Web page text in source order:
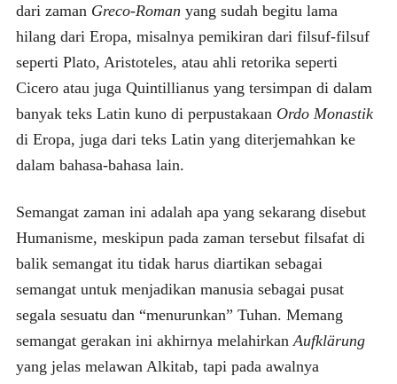
dari zaman Greco-Roman yang sudah begitu lama
hilang dari Eropa, misalnya pemikiran dari filsuf-filsuf
seperti Plato, Aristoteles, atau ahli retorika seperti
Cicero atau juga Quintillianus yang tersimpan di dalam
banyak teks Latin kuno di perpustakaan Ordo Monastik
di Eropa, juga dari teks Latin yang diterjemahkan ke
dalam bahasa-bahasa lain.
Semangat zaman ini adalah apa yang sekarang disebut
Humanisme, meskipun pada zaman tersebut filsafat di
balik semangat itu tidak harus diartikan sebagai
semangat untuk menjadikan manusia sebagai pusat
segala sesuatu dan “menurunkan” Tuhan. Memang
semangat gerakan ini akhirnya melahirkan Aufklärung
yang jelas melawan Alkitab, tapi pada awalnya